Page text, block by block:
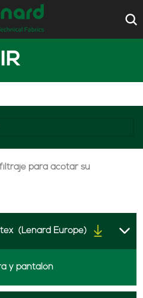
IR
para acotar su
(Lenard Europe)
y pantalón